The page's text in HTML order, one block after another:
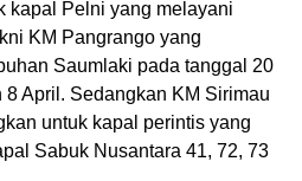
kapal Pelni yang melayani
KM Pangrango yang
Saumlaki pada tanggal 20
8 April. Sedangkan KM Sirimau
untuk kapal perintis yang
Sabuk Nusantara 41, 72, 73